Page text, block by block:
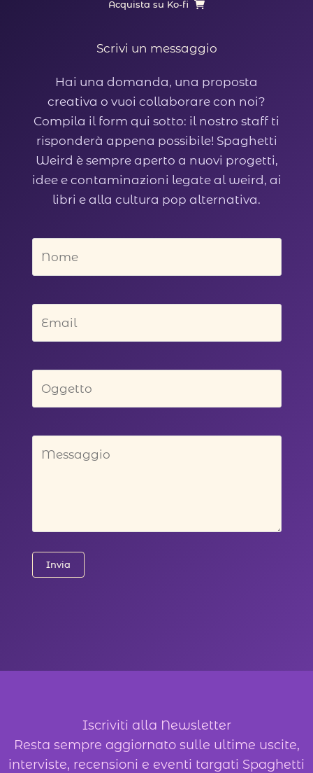
Acquista su Ko-fi
Scrivi un messaggio​
Hai una domanda, una proposta
creativa o vuoi collaborare con noi?
Compila il form qui sotto: il nostro staff ti
risponderà appena possibile! Spaghetti
Weird è sempre aperto a nuovi progetti,
idee e contaminazioni legate al weird, ai
libri e alla cultura pop alternativa.
Invia
Iscriviti alla Newsletter
Resta sempre aggiornato sulle ultime uscite,
interviste, recensioni e eventi targati Spaghetti